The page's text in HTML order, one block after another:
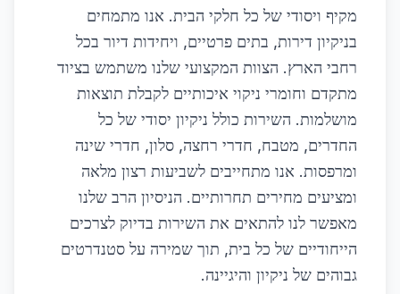
מקיף ויסודי של כל חלקי הבית. אנו מתמחים
בניקיון דירות, בתים פרטיים, ויחידות דיור בכל
רחבי הארץ. הצוות המקצועי שלנו משתמש בציוד
מתקדם וחומרי ניקוי איכותיים לקבלת תוצאות
מושלמות. השירות כולל ניקיון יסודי של כל
החדרים, מטבח, חדרי רחצה, סלון, חדרי שינה
ומרפסות. אנו מתחייבים לשביעות רצון מלאה
ומציעים מחירים תחרותיים. הניסיון הרב שלנו
מאפשר לנו להתאים את השירות בדיוק לצרכים
הייחודיים של כל בית, תוך שמירה על סטנדרטים
גבוהים של ניקיון והיגיינה.